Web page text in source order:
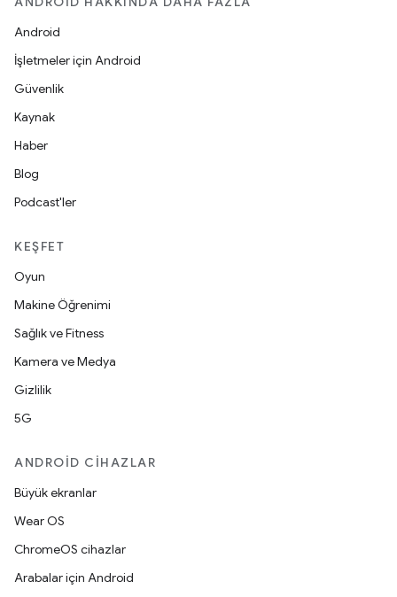
Android
İşletmeler için Android
Güvenlik
Kaynak
Haber
Blog
Podcast'ler
KEŞFET
Oyun
Makine Öğrenimi
Sağlık ve Fitness
Kamera ve Medya
Gizlilik
5G
ANDROID CIHAZLAR
Büyük ekranlar
Wear OS
ChromeOS cihazlar
Arabalar için Android